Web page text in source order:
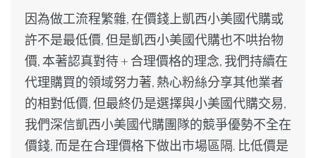
因為做工流程繁雜, 在價錢上凱西小美國代購或
許不是最低價, 但是凱西小美國代購也不哄抬物
價, 本著認真對待 + 合理價格的理念, 我們持續在
代理購買的領域努力著, 熱心粉絲分享其他業者
的相對低價, 但最終仍是選擇與小美國代購交易,
我們深信凱西小美國代購團隊的競爭優勢不全在
價錢, 而是在合理價格下做出市場區隔. 比低價是